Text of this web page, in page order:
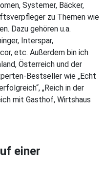
Systemer, Bäcker,
zu Themen wie
Dazu gehören u.a.
Interspar,
etc. Außerdem bin ich
Österreich und der
Bestseller wie „Echt
„Reich in der
mit Gasthof, Wirtshaus
einer